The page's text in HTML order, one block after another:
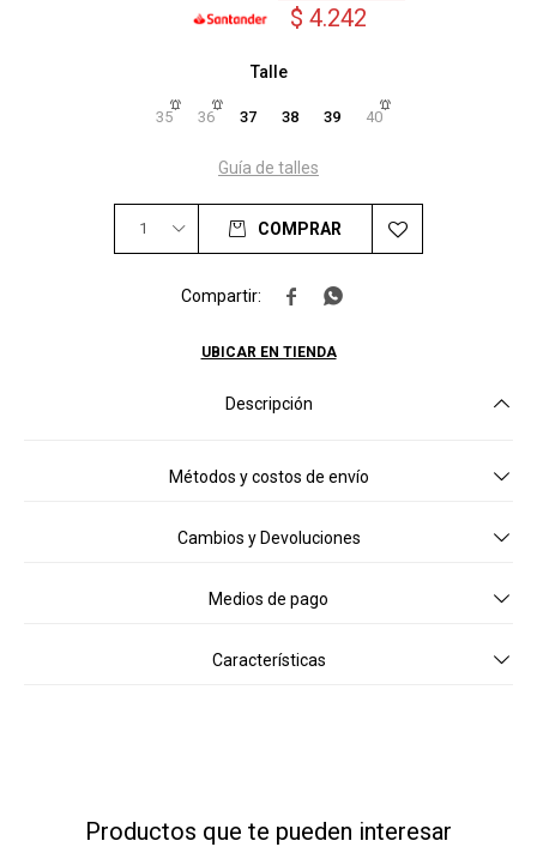
$ 4.242
Talle
35 36 37 38 39 40
Guía de talles
1 COMPRAR
 
UBICAR EN TIENDA
Descripción
Métodos y costos de envío
Cambios y Devoluciones
Medios de pago
Características
Productos que te pueden interesar